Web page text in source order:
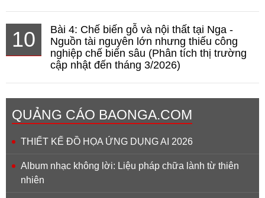
10
Bài 4: Chế biến gỗ và nội thất tại Nga -
Nguồn tài nguyên lớn nhưng thiếu công
nghiệp chế biến sâu (Phân tích thị trường
cập nhật đến tháng 3/2026)
QUẢNG CÁO BAONGA.COM
THIẾT KẾ ĐỒ HỌA ỨNG DỤNG AI 2026
Album nhạc không lời: Liệu pháp chữa lành từ thiên
nhiên